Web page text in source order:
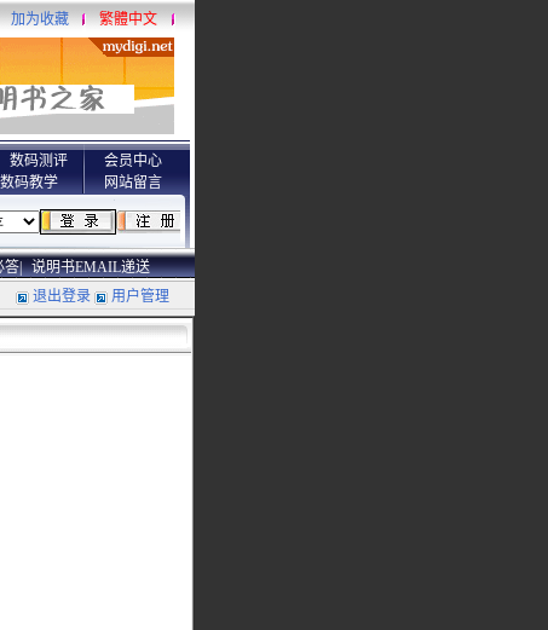
加为收藏 繁體中文
数码测评
数码教学
会员中心
网站留言
答| 说明书EMAIL递送
退出登录 用户管理